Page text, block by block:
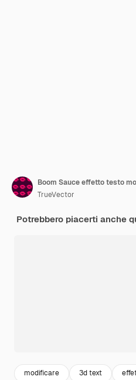
Boom Sauce effetto testo
TrueVector
Potrebbero piacerti anche
modificare 3d text